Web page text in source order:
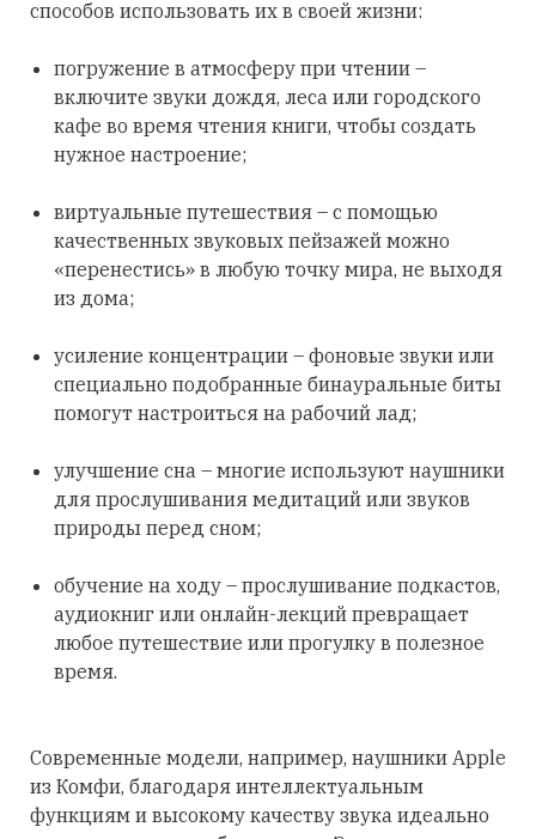
способов использовать их в своей жизни:
погружение в атмосферу при чтении –
включите звуки дождя, леса или городского
кафе во время чтения книги, чтобы создать
нужное настроение;
виртуальные путешествия – с помощью
качественных звуковых пейзажей можно
«перенестись» в любую точку мира, не выходя
из дома;
усиление концентрации – фоновые звуки или
специально подобранные бинауральные биты
помогут настроиться на рабочий лад;
улучшение сна – многие используют наушники
для прослушивания медитаций или звуков
природы перед сном;
обучение на ходу – прослушивание подкастов,
аудиокниг или онлайн-лекций превращает
любое путешествие или прогулку в полезное
время.
Современные модели, например, наушники Apple
из Комфи, благодаря интеллектуальным
функциям и высокому качеству звука идеально